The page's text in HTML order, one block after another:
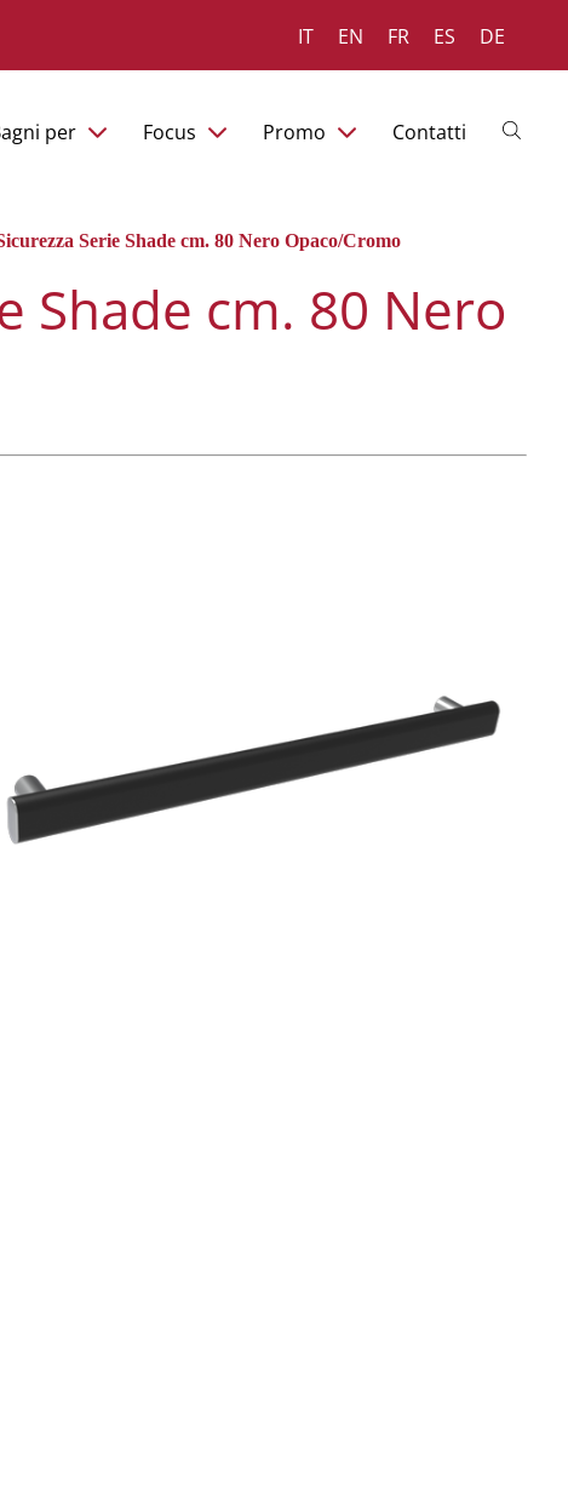
IT EN FR ES DE
per Focus Promo Contatti
Serie Shade cm. 80 Nero Opaco/Cromo
Shade cm. 80 Nero